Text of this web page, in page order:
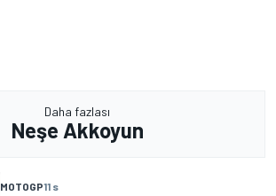
Daha fazlası
Neşe Akkoyun
MOTOGP11 s